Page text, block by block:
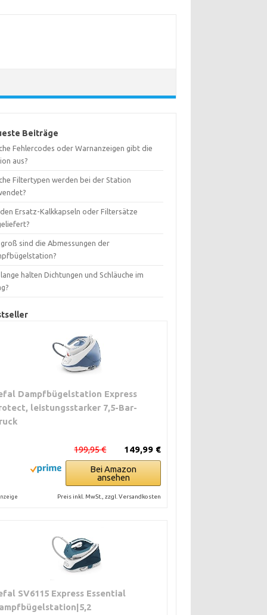
Beiträge
Fehlercodes oder Warnanzeigen gibt die
aus?
Filtertypen werden bei der Station
Ersatz-Kalkkapseln oder Filtersätze
sind die Abmessungen der
halten Dichtungen und Schläuche im
Dampfbügelstation Express
leistungsstarker 7,5-Bar-
149,99 €
199,95 €
Bei Amazon
ansehen
Preis inkl. MwSt., zzgl. Versandkosten
SV6115 Express Essential